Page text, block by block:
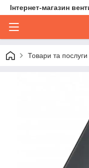
Інтернет-магазин
Товари та послуги